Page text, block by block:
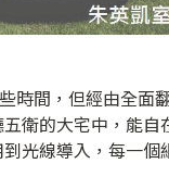
時間，但經由全面
衛的大宅中，能自
光線導入，每一個